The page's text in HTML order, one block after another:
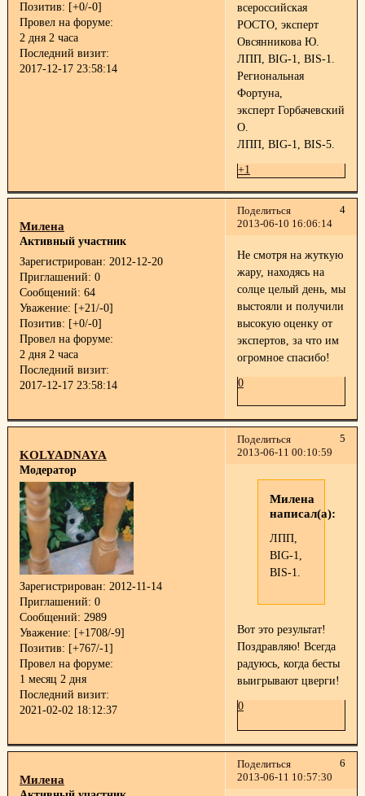
Позитив: [+0/-0]
Провел на форуме:
2 дня 2 часа
Последний визит:
2017-12-17 23:58:14
всероссийская
РОСТО, эксперт
Овсянникова Ю.
ЛПП, BIG-1, BIS-1.
Региональная
Фортуна,
эксперт Горбачевский
О.
ЛПП, BIG-1, BIS-5.
+1
Поделиться
4
2013-06-10 16:06:14
Милена
Активный участник
Зарегистрирован: 2012-12-20
Приглашений: 0
Сообщений: 64
Уважение: [+21/-0]
Позитив: [+0/-0]
Провел на форуме:
2 дня 2 часа
Последний визит:
2017-12-17 23:58:14
Не смотря на жуткую
жару, находясь на
солце целый день, мы
выстояли и получили
высокую оценку от
экспертов, за что им
огромное спасибо!
0
Поделиться
5
2013-06-11 00:10:59
KOLYADNAYA
Модератор
Зарегистрирован: 2012-11-14
Приглашений: 0
Сообщений: 2989
Уважение: [+1708/-9]
Позитив: [+767/-1]
Провел на форуме:
1 месяц 2 дня
Последний визит:
2021-02-02 18:12:37
Милена
написал(а):
ЛПП,
BIG-1,
BIS-1.
Вот это результат!
Поздравляю! Всегда
радуюсь, когда бесты
выигрывают цверги!
0
Поделиться
6
2013-06-11 10:57:30
Милена